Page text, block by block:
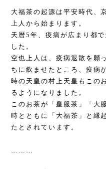
大福茶の起源は平安時代、
上人から始まります。
天暦5年、疫病が広まり都
した。
空也上人は、疫病退散を願
ちに飲ませたところ、疫病
時の天皇の村上天皇もこの
るようになりました。
このお茶が「皇服茶」「大
時とともに「大福茶」と縁
たとされています。
………